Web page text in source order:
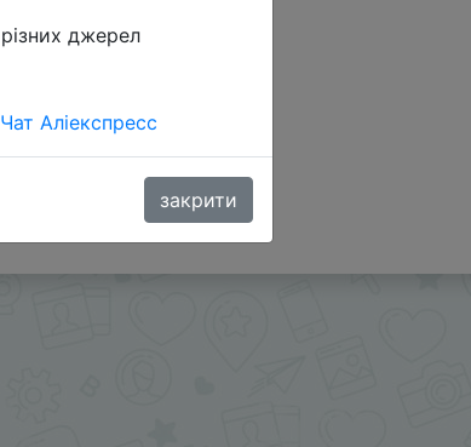
джерел
Чат Аліекспресс
закрити